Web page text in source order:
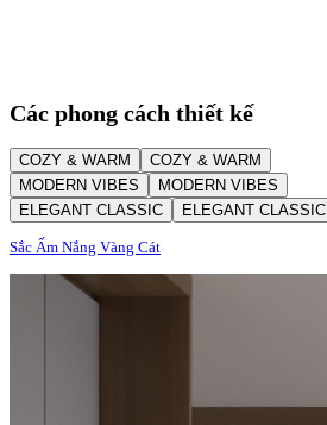
Các phong cách thiết kế
COZY & WARM
COZY & WARM
MODERN VIBES
MODERN VIBES
ELEGANT CLASSIC
ELEGANT CLASSIC
Sắc Ấm Nắng Vàng Cát